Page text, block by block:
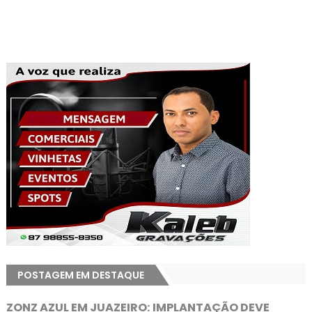
POSTAGEM EM DESTAQUE
ZONZ AZUL EM JUAZEIRO: IMPLANTAÇÃO DEVE